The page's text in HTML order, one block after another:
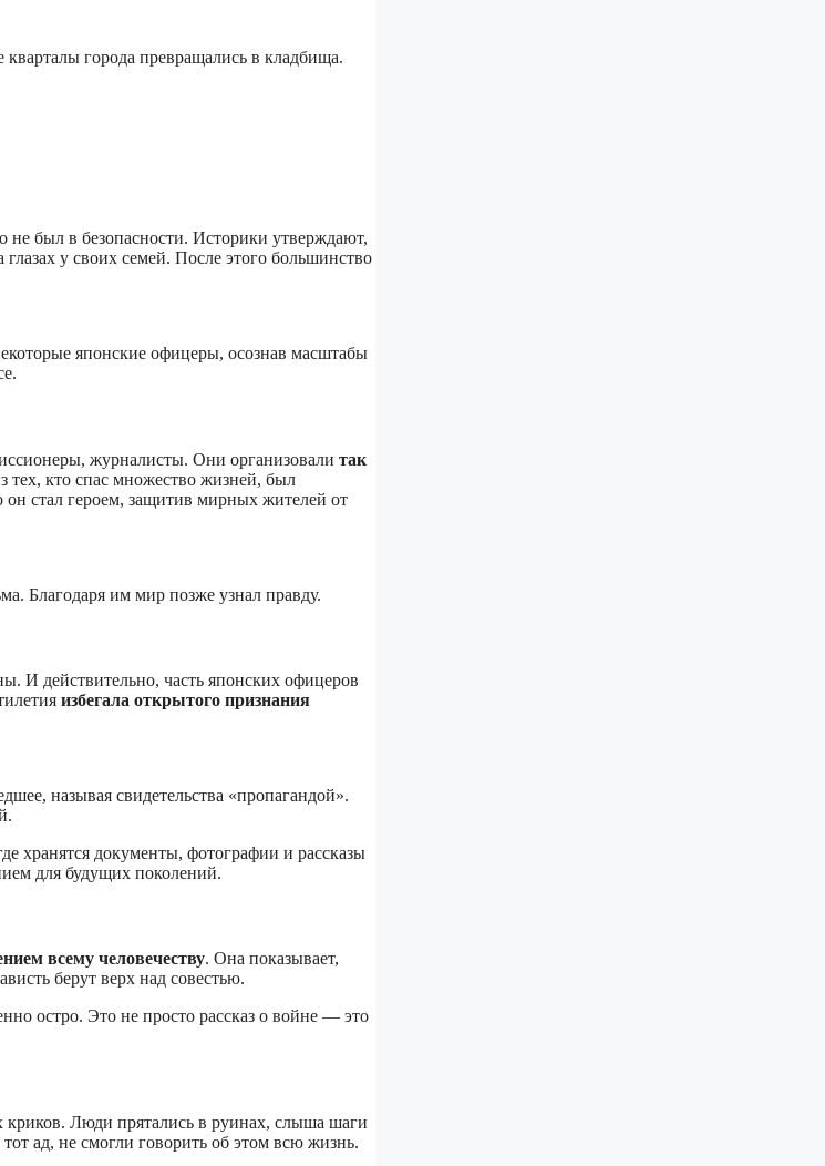
кварталы города превращались в кладбища.
был в безопасности. Историки утверждают,
у своих семей. После этого большинство
японские офицеры, осознав масштабы
журналисты. Они организовали так
тех, кто спас множество жизней, был
стал героем, защитив мирных жителей от
Благодаря им мир позже узнал правду.
И действительно, часть японских офицеров
избегала открытого признания
называя свидетельства «пропагандой».
хранятся документы, фотографии и рассказы
для будущих поколений.
всему человечеству. Она показывает,
берут верх над совестью.
остро. Это не просто рассказ о войне — это
криков. Люди прятались в руинах, слыша шаги
ад, не смогли говорить об этом всю жизнь.